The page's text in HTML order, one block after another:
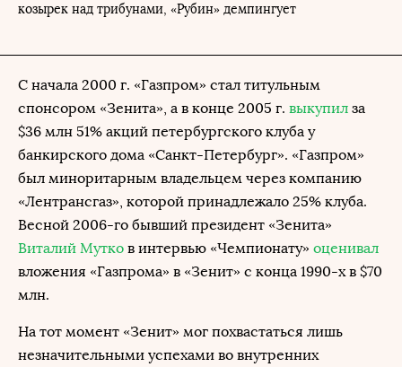
козырек над трибунами, «Рубин» демпингует
С начала 2000 г. «Газпром» стал титульным
спонсором «Зенита», а в конце 2005 г. выкупил за
$36 млн 51% акций петербургского клуба у
банкирского дома «Санкт-Петербург». «Газпром»
был миноритарным владельцем через компанию
«Лентрансгаз», которой принадлежало 25% клуба.
Весной 2006-го бывший президент «Зенита»
Виталий Мутко в интервью «Чемпионату» оценивал
вложения «Газпрома» в «Зенит» с конца 1990-х в $70
млн.
На тот момент «Зенит» мог похвастаться лишь
незначительными успехами во внутренних